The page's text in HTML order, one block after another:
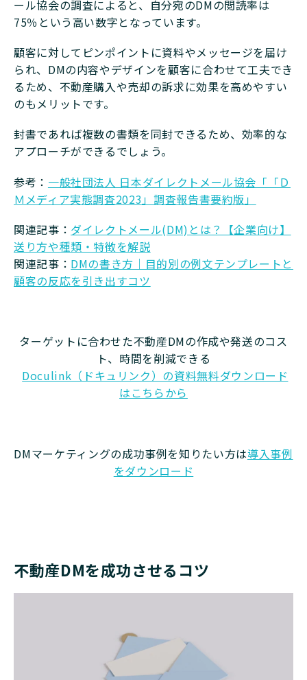
ール協会の調査によると、自分宛のDMの閲読率は
75％という高い数字となっています。
顧客に対してピンポイントに資料やメッセージを届け
られ、DMの内容やデザインを顧客に合わせて工夫でき
るため、不動産購入や売却の訴求に効果を高めやすい
のもメリットです。
封書であれば複数の書類を同封できるため、効率的な
アプローチができるでしょう。
参考： 一般社団法人 日本ダイレクトメール協会「「Ｄ
Ｍメディア実態調査2023」調査報告書要約版」
関連記事： ダイレクトメール(DM)とは？【企業向け】
送り方や種類・特徴を解説
関連記事： DMの書き方｜目的別の例文テンプレートと
顧客の反応を引き出すコツ
ターゲットに合わせた不動産DMの作成や発送のコス
ト、時間を削減できる
Doculink（ドキュリンク）の資料無料ダウンロード
はこちらから
DMマーケティングの成功事例を知りたい方は導入事例
をダウンロード
不動産DMを成功させるコツ